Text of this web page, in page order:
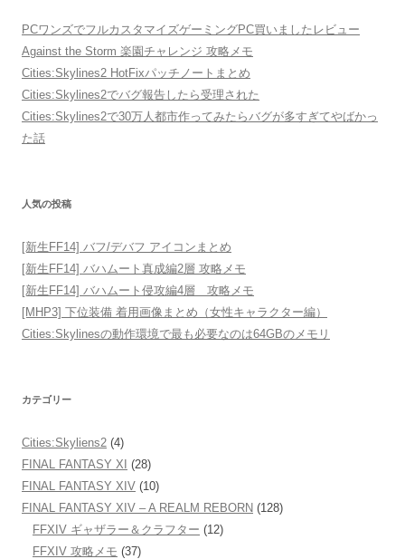
PCワンズでフルカスタマイズゲーミングPC買いましたレビュー
Against the Storm 楽園チャレンジ 攻略メモ
Cities:Skylines2 HotFixパッチノートまとめ
Cities:Skylines2でバグ報告したら受理された
Cities:Skylines2で30万人都市作ってみたらバグが多すぎてやばかっ
た話
人気の投稿
[新生FF14] バフ/デバフ アイコンまとめ
[新生FF14] バハムート真成編2層 攻略メモ
[新生FF14] バハムート侵攻編4層 攻略メモ
[MHP3] 下位装備 着用画像まとめ（女性キャラクター編）
Cities:Skylinesの動作環境で最も必要なのは64GBのメモリ
カテゴリー
Cities:Skyliens2 (4)
FINAL FANTASY XI (28)
FINAL FANTASY XIV (10)
FINAL FANTASY XIV – A REALM REBORN (128)
FFXIV ギャザラー＆クラフター (12)
FFXIV 攻略メモ (37)